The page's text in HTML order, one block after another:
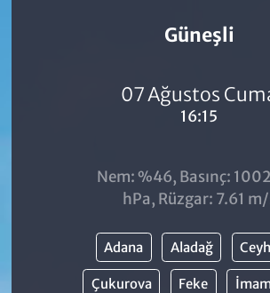
Güneşli
07 Ağustos
16:15
Nem: %46, Basınç:
hPa, Rüzgar: 7.61
Adana Aladağ
Çukurova Feke